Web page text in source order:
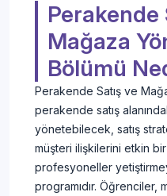
Perakende
Mağaza
Bölümü
Perakende Satış ve
perakende satış
yönetebilecek, satış
müşteri ilişkilerini etkin
profesyoneller
programıdır. Öğrenciler,